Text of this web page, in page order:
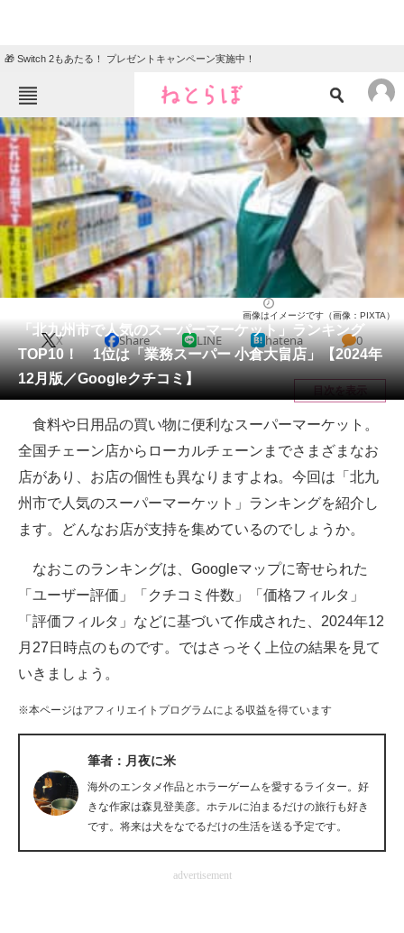
🎁 Switch 2もあたる！ プレゼントキャンペーン実施中！
ねとらぼメニュー
TOP ニュース
エンタメ クイズ
グルメ 地域
住まい 教育・育児
動物 リサーチ
会員記事
メディア
注目記事を集めた総合ページ
ITの今と未来を見通す
スマホと通信の最新トレンド
進化するPCとデバイスの未来
ビジネスと働き方のヒント
企業ITのトレンドを詳説
経営リーダーのコミュニティ
マーケ×ITの今がよく分かる
ITエンジニア向け専門サイト
企業向けIT製品の総合サイト
「北九州市で人気のスーパーマーケット」ランキング
TOP10！ 1位は「業務スーパー 小倉大畠店」【2024年
12月版／Googleクチコミ】
画像はイメージです（画像：PIXTA）
X Share LINE hatena 0
目次を表示
食料や日用品の買い物に便利なスーパーマーケット。
全国チェーン店からローカルチェーンまでさまざまなお
店があり、お店の個性も異なりますよね。今回は「北九
州市で人気のスーパーマーケット」ランキングを紹介し
ます。どんなお店が支持を集めているのでしょうか。
なおこのランキングは、Googleマップに寄せられた
「ユーザー評価」「クチコミ件数」「価格フィルタ」
「評価フィルタ」などに基づいて作成された、2024年12
月27日時点のものです。ではさっそく上位の結果を見て
いきましょう。
※本ページはアフィリエイトプログラムによる収益を得ています
筆者：月夜に米
海外のエンタメ作品とホラーゲームを愛するライター。好
きな作家は森見登美彦。ホテルに泊まるだけの旅行も好き
です。将来は犬をなでるだけの生活を送る予定です。
advertisement